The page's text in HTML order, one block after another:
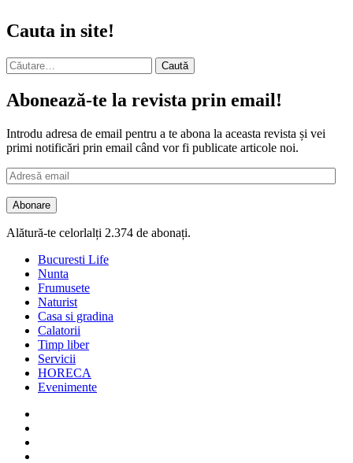
Cauta in site!
Caută
după:
Abonează-te la revista prin email!
Introdu adresa de email pentru a te abona la aceasta revista și vei
primi notificări prin email când vor fi publicate articole noi.
Adresă
email
Abonare
Alătură-te celorlalți 2.374 de abonați.
Bucuresti Life
Nunta
Frumusete
Naturist
Casa si gradina
Calatorii
Timp liber
Servicii
HORECA
Evenimente